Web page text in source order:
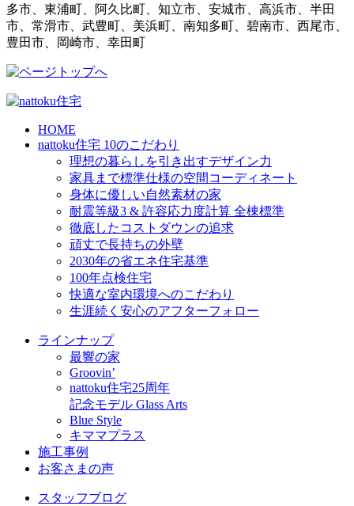
多市、東浦町、阿久比町、知立市、安城市、高浜市、半田
市、常滑市、武豊町、美浜町、南知多町、碧南市、西尾市、
豊田市、岡崎市、幸田町
HOME
nattoku住宅 10のこだわり
理想の暮らしを引き出すデザイン力
家具まで標準仕様の空間コーディネート
身体に優しい自然素材の家
耐震等級3 & 許容応力度計算 全棟標準
徹底したコストダウンの追求
頑丈で長持ちの外壁
2030年の省エネ住宅基準
100年点検住宅
快適な室内環境へのこだわり
生涯続く安心のアフターフォロー
ラインナップ
最響の家
Groovin’
nattoku住宅25周年
記念モデル Glass Arts
Blue Style
キママプラス
施工事例
お客さまの声
スタッフブログ